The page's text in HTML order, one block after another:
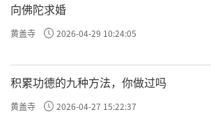
向佛陀求婚
黄盖寺 2026-04-29 10:24:05
积累功德的九种方法，你做过吗
黄盖寺 2026-04-27 15:22:37